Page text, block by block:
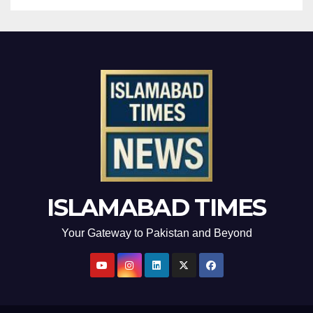
ISLAMABAD TIMES
Your Gateway to Pakistan and Beyond